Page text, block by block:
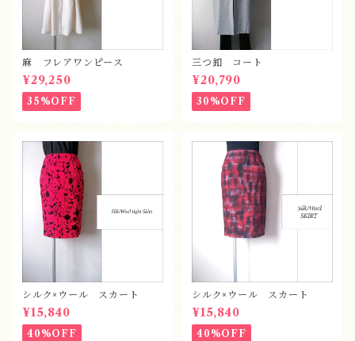
麻 フレアワンピース
¥29,250
35%OFF
三つ釦 コート
¥20,790
30%OFF
シルク×ウール スカート
¥15,840
40%OFF
シルク×ウール スカート
¥15,840
40%OFF